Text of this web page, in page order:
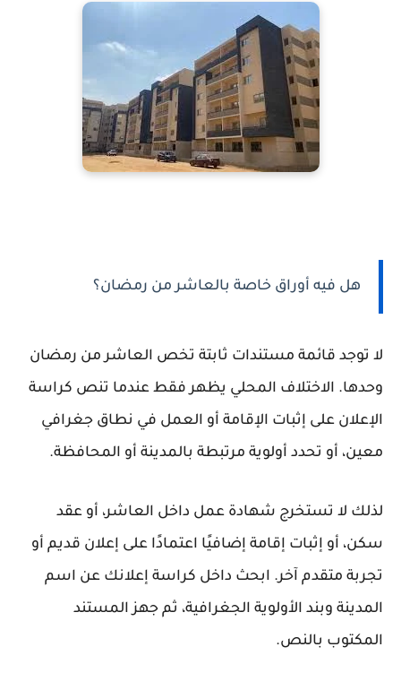
هل فيه أوراق خاصة بالعاشر من رمضان؟
لا توجد قائمة مستندات ثابتة تخص العاشر من رمضان
وحدها. الاختلاف المحلي يظهر فقط عندما تنص كراسة
الإعلان على إثبات الإقامة أو العمل في نطاق جغرافي
معين، أو تحدد أولوية مرتبطة بالمدينة أو المحافظة.
لذلك لا تستخرج شهادة عمل داخل العاشر، أو عقد
سكن، أو إثبات إقامة إضافيًا اعتمادًا على إعلان قديم أو
تجربة متقدم آخر. ابحث داخل كراسة إعلانك عن اسم
المدينة وبند الأولوية الجغرافية، ثم جهز المستند
المكتوب بالنص.